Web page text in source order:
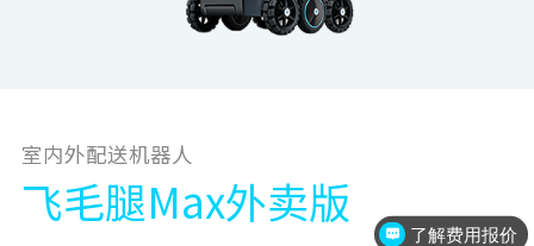
室内外配送机器人
飞毛腿Max外卖版
了解费用报价